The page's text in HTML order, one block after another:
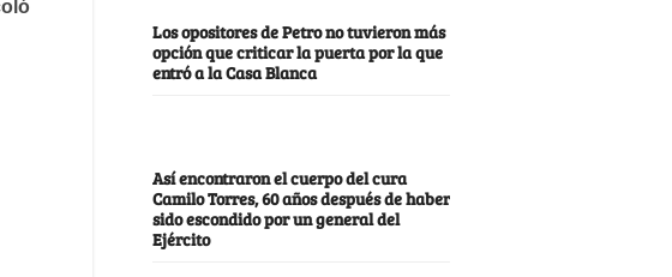
Los opositores de Petro no tuvieron más
opción que criticar la puerta por la que
entró a la Casa Blanca
Así encontraron el cuerpo del cura
Camilo Torres, 60 años después de haber
sido escondido por un general del
Ejército